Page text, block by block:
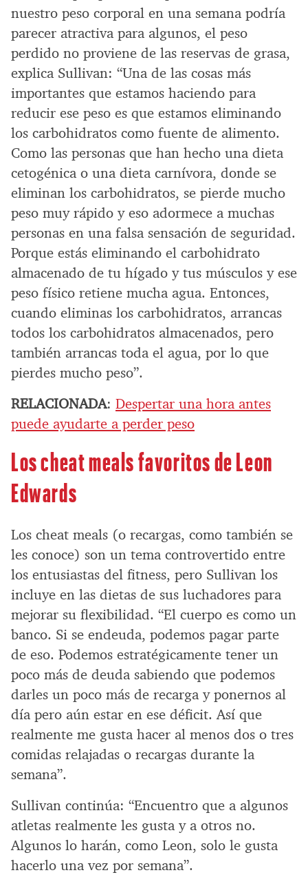
nuestro peso corporal en una semana podría
parecer atractiva para algunos, el peso
perdido no proviene de las reservas de grasa,
explica Sullivan: “Una de las cosas más
importantes que estamos haciendo para
reducir ese peso es que estamos eliminando
los carbohidratos como fuente de alimento.
Como las personas que han hecho una dieta
cetogénica o una dieta carnívora, donde se
eliminan los carbohidratos, se pierde mucho
peso muy rápido y eso adormece a muchas
personas en una falsa sensación de seguridad.
Porque estás eliminando el carbohidrato
almacenado de tu hígado y tus músculos y ese
peso físico retiene mucha agua. Entonces,
cuando eliminas los carbohidratos, arrancas
todos los carbohidratos almacenados, pero
también arrancas toda el agua, por lo que
pierdes mucho peso”.
RELACIONADA: Despertar una hora antes
puede ayudarte a perder peso
Los cheat meals favoritos de Leon
Edwards
Los cheat meals (o recargas, como también se
les conoce) son un tema controvertido entre
los entusiastas del fitness, pero Sullivan los
incluye en las dietas de sus luchadores para
mejorar su flexibilidad. “El cuerpo es como un
banco. Si se endeuda, podemos pagar parte
de eso. Podemos estratégicamente tener un
poco más de deuda sabiendo que podemos
darles un poco más de recarga y ponernos al
día pero aún estar en ese déficit. Así que
realmente me gusta hacer al menos dos o tres
comidas relajadas o recargas durante la
semana”.
Sullivan continúa: “Encuentro que a algunos
atletas realmente les gusta y a otros no.
Algunos lo harán, como Leon, solo le gusta
hacerlo una vez por semana”.